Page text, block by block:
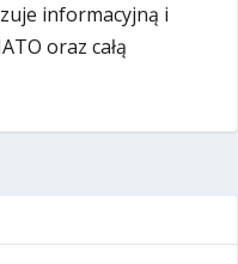
informacyjną i
oraz całą